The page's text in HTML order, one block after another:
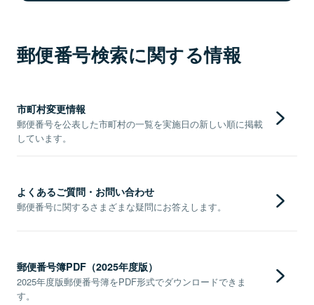
郵便番号検索に関する情報
市町村変更情報
郵便番号を公表した市町村の一覧を実施日の新しい順に掲載
しています。
よくあるご質問・お問い合わせ
郵便番号に関するさまざまな疑問にお答えします。
郵便番号簿PDF（2025年度版）
2025年度版郵便番号簿をPDF形式でダウンロードできま
す。